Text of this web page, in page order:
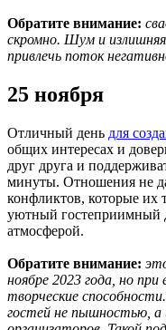
Обратите внимание:
скромно. Шум и
привлечь поток
25 ноября
Отличный день для
общих интересах и
друг друга и
минуты. Отношения не
конфликтов, которые их
уютный гостеприимный
атмосферой.
Обратите внимание:
ноябре 2023 года, но при
творческие
гостей не пышностью, а